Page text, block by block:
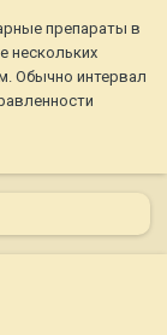
препараты в
нескольких
Обычно интервал